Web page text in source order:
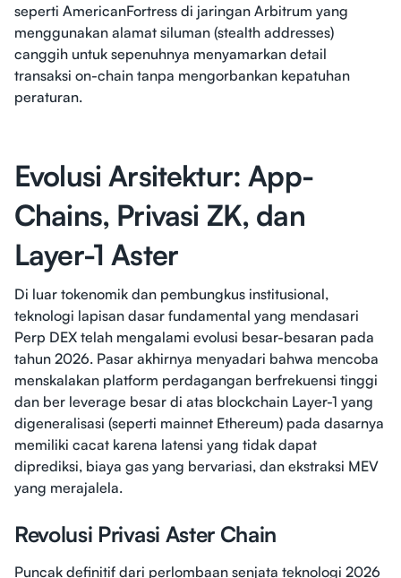
seperti AmericanFortress di jaringan Arbitrum yang
menggunakan alamat siluman (stealth addresses)
canggih untuk sepenuhnya menyamarkan detail
transaksi on-chain tanpa mengorbankan kepatuhan
peraturan.
Evolusi Arsitektur: App-
Chains, Privasi ZK, dan
Layer-1 Aster
Di luar tokenomik dan pembungkus institusional,
teknologi lapisan dasar fundamental yang mendasari
Perp DEX telah mengalami evolusi besar-besaran pada
tahun 2026. Pasar akhirnya menyadari bahwa mencoba
menskalakan platform perdagangan berfrekuensi tinggi
dan ber leverage besar di atas blockchain Layer-1 yang
digeneralisasi (seperti mainnet Ethereum) pada dasarnya
memiliki cacat karena latensi yang tidak dapat
diprediksi, biaya gas yang bervariasi, dan ekstraksi MEV
yang merajalela.
Revolusi Privasi Aster Chain
Puncak definitif dari perlombaan senjata teknologi 2026